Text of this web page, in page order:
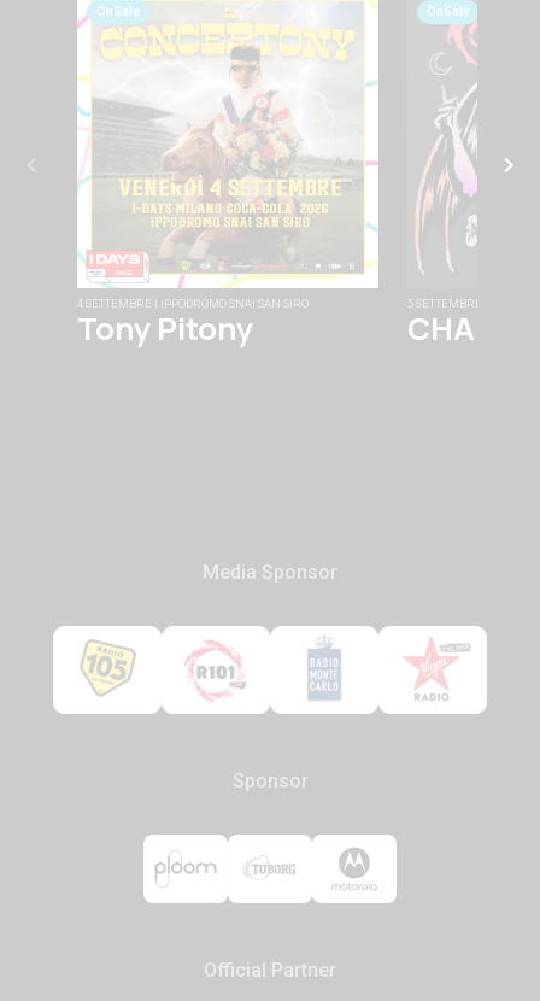
OnSale
4 SETTEMBRE | IPPODROMO SNAI SAN SIRO
Tony Pitony
OnSale
5 SETTEMBRE |
Media Sponsor
Sponsor
Official Partner